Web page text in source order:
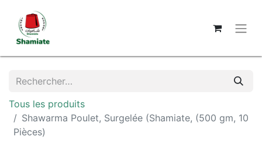
Tous les produits
Shawarma Poulet, Surgelée (Shamiate, (500 gm, 10
Pièces)